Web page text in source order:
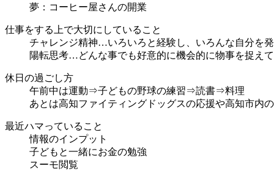
夢：コーヒー屋さんの開業
仕事をする上で大切にしていること
チャレンジ精神…いろいろと経験し、いろんな自分を
陽転思考…どんな事でも好意的に機会的に物事を捉え
休日の過ごし方
午前中は運動⇒子どもの野球の練習⇒読書⇒料理
あとは高知ファイティングドッグスの応援や高知市内
最近ハマっていること
情報のインプット
子どもと一緒にお金の勉強
スーモ閲覧